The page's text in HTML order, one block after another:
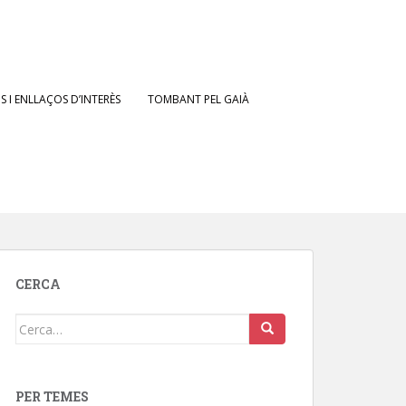
I ENLLAÇOS D’INTERÈS TOMBANT PEL GAIÀ
CERCA
Cerca:
PER TEMES